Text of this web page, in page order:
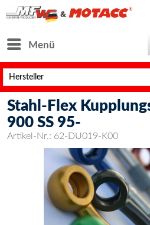
Menü
Stahl-Flex
900 SS 95-
Artikel-Nr.: 62-DU019-K00